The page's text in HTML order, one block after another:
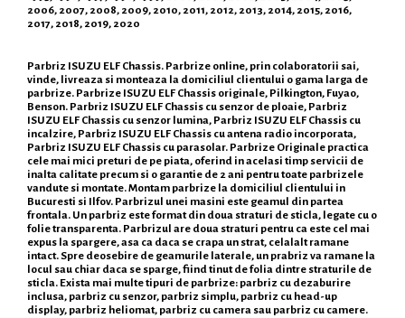
2006, 2007, 2008, 2009, 2010, 2011, 2012, 2013, 2014, 2015, 2016,
2017, 2018, 2019, 2020
Parbriz ISUZU ELF Chassis. Parbrize online, prin colaboratorii sai,
vinde, livreaza si monteaza la domiciliul clientului o gama larga de
parbrize. Parbrize ISUZU ELF Chassis originale, Pilkington, Fuyao,
Benson. Parbriz ISUZU ELF Chassis cu senzor de ploaie, Parbriz
ISUZU ELF Chassis cu senzor lumina, Parbriz ISUZU ELF Chassis cu
incalzire, Parbriz ISUZU ELF Chassis cu antena radio incorporata,
Parbriz ISUZU ELF Chassis cu parasolar. Parbrize Originale practica
cele mai mici preturi de pe piata, oferind in acelasi timp servicii de
inalta calitate precum si o garantie de 2 ani pentru toate parbrizele
vandute si montate. Montam parbrize la domiciliul clientului in
Bucuresti si Ilfov. Parbrizul unei masini este geamul din partea
frontala. Un parbriz este format din doua straturi de sticla, legate cu o
folie transparenta. Parbrizul are doua straturi pentru ca este cel mai
expus la spargere, asa ca daca se crapa un strat, celalalt ramane
intact. Spre deosebire de geamurile laterale, un prabriz va ramane la
locul sau chiar daca se sparge, fiind tinut de folia dintre straturile de
sticla. Exista mai multe tipuri de parbrize: parbriz cu dezaburire
inclusa, parbriz cu senzor, parbriz simplu, parbriz cu head-up
display, parbriz heliomat, parbriz cu camera sau parbriz cu camere.